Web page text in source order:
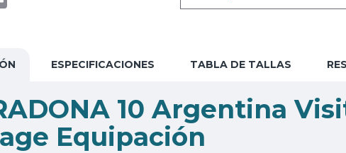
ESPECIFICACIONES TABLA DE TALLAS
10 Argentina
Equipación